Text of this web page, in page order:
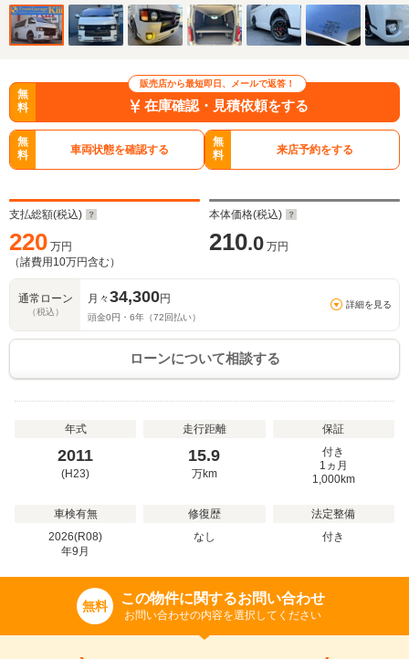
販売店から最短即日、メールで返答！
無
料
在庫確認・見積依頼をする
無
料
車両状態を確認する
無
料
来店予約をする
支払総額(税込)
220 万円
（諸費用 10万円含む）
本体価格(税込)
210.0 万円
通常ローン
（税込）
月々34,300円
頭金0円・ 6年（72 回払い）
詳細を見る
ローンについて相談する
年式
2011
(H23)
走行距離
15.9
万km
保証
付き
1ヵ月
1,000km
車検有無
2026(R08)
年9 月
修復歴
なし
法定整備
付き
無料 この物件に関するお問い合わせ
お問い合わせの内容を選択してください